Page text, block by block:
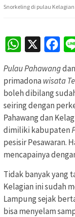
Snorkeling di pulau
X
Pulau Pahawang
primadonawisata
boleh dibilang
seiring dengan
Pahawang dan
dimiliki kabupaten
pesisir Pesawaran.
mencapainya
Tidak banyak yang
Kelagian ini sudah
Lampung sejak
bisa menyelam